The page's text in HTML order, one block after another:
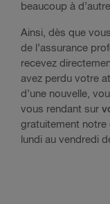
beaucoup à
Ainsi, dès que
de l’assurance
recevez
avez perdu votre
d’une nouvelle,
vous rendant sur
gratuitement notre
lundi au vendredi